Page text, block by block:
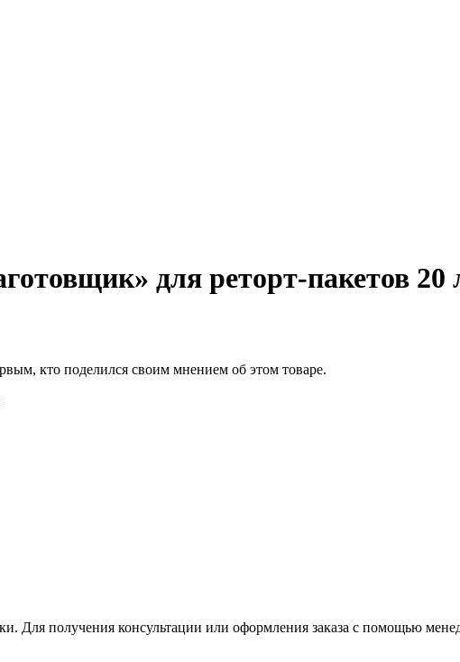
для реторт-пакетов 20
кто поделился своим мнением об этом товаре.
Для получения консультации или оформления заказа с помощью